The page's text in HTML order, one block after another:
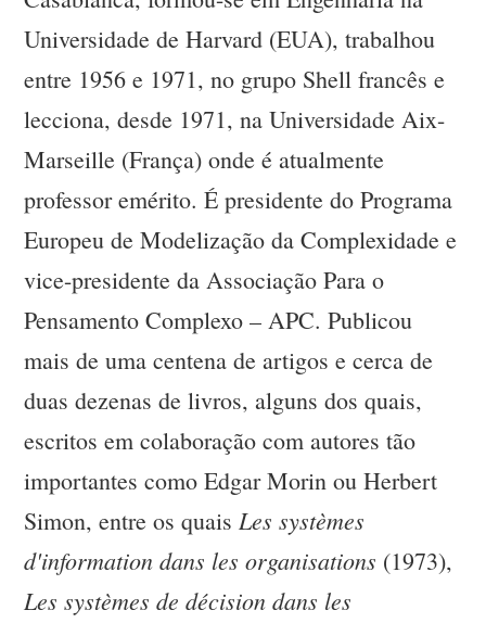
Universidade de Harvard (EUA), trabalhou
entre 1956 e 1971, no grupo Shell francês e
lecciona, desde 1971, na Universidade Aix-
Marseille (França) onde é atualmente
professor emérito. É presidente do Programa
Europeu de Modelização da Complexidade e
vice-presidente da Associação Para o
Pensamento Complexo – APC. Publicou
mais de uma centena de artigos e cerca de
duas dezenas de livros, alguns dos quais,
escritos em colaboração com autores tão
importantes como Edgar Morin ou Herbert
Simon, entre os quaisLes systèmes
d'information dans les organisations (1973),
Les systèmes de décision dans les